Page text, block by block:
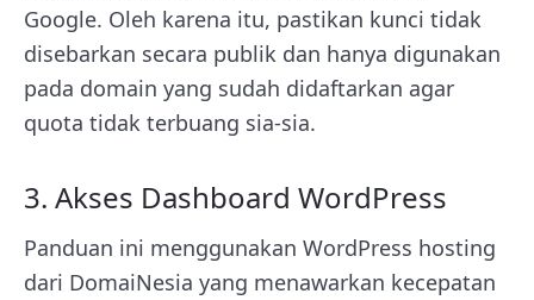
Google. Oleh karena itu, pastikan kunci tidak
disebarkan secara publik dan hanya digunakan
pada domain yang sudah didaftarkan agar
quota tidak terbuang sia-sia.
3. Akses Dashboard WordPress
Panduan ini menggunakan WordPress hosting
dari DomaiNesia yang menawarkan kecepatan